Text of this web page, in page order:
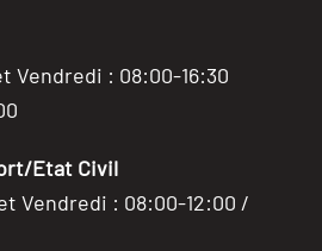
Vendredi : 08:00-16:30
Etat Civil
Vendredi : 08:00-12:00 /